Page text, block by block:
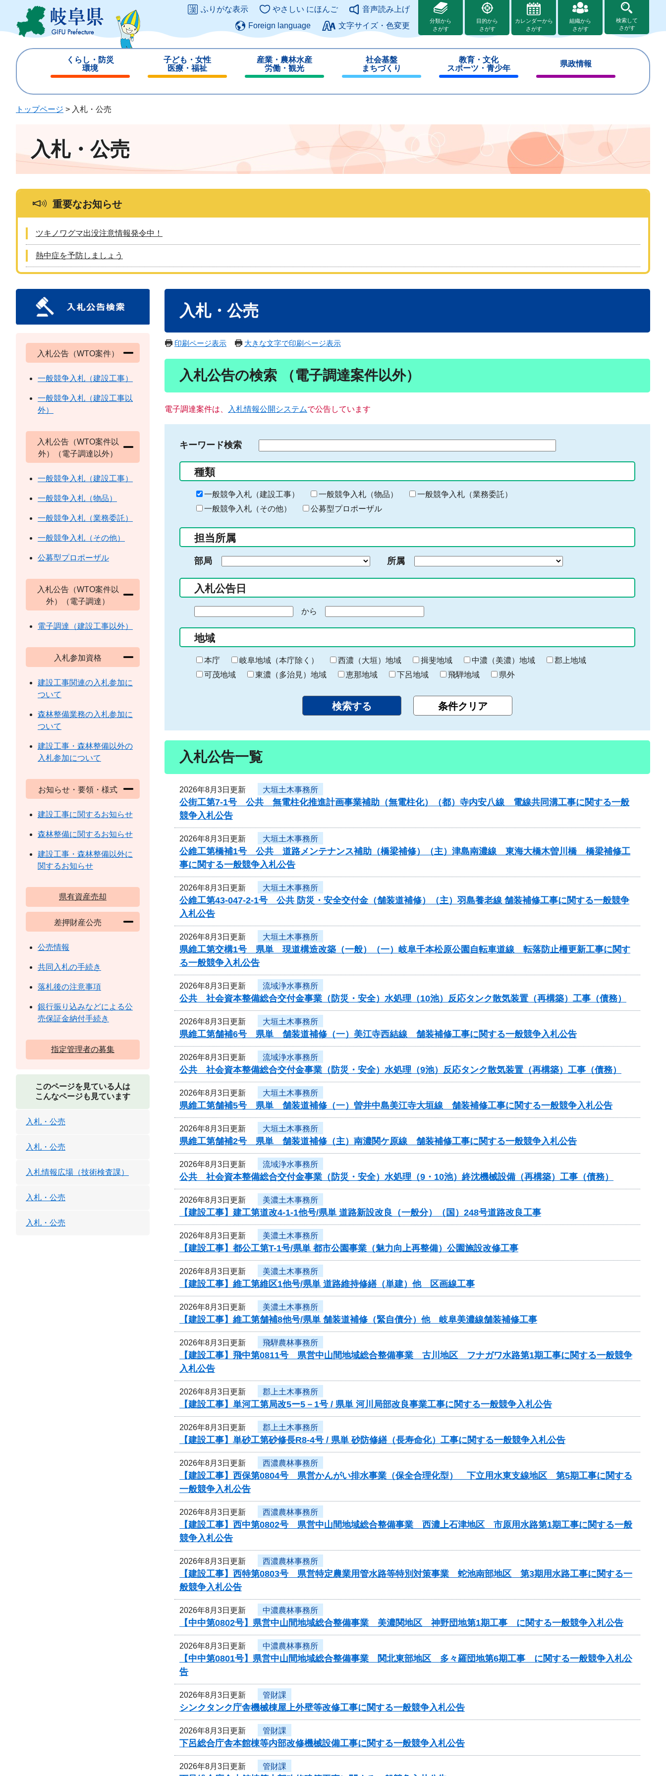
ジ
ュ
このページの本文へ
ふりがな表示 やさしい にほんご
音声読み上げ
Foreign language
文字サイズ・色変更
分類から
さがす
目的から
さがす
カレンダーから
さがす
組織から
さがす
検索して
さがす
くらし・防災
環境
じ
子ども・女性
医療・福祉
じ
産業・農林水産
労働・観光
じ
社会基盤
まちづくり
じ
教育・文化
スポーツ・青少年
じ
県政情報
じ
トップページ > 入札・公売
入札・公売
重要なお知らせ
ツキノワグマ出没注意情報発令中！
熱中症を予防しましょう
入札・公売
印刷ページ表示 大きな文字で印刷ページ表示
入札公告の検索 （電子調達案件以外）
電子調達案件は、 入札情報公開システムで公告しています
キーワード検索
る
キ
ー
ー
入
力
種類
一般競争入札（建設工事） 一般競争入札（物品）
一般競争入札（業務委託）
一般競争入札（その他）
公募型プロポーザル
担当所属
部局 所属
入札公告日
の
始
ま
り
から
終
わ
り
地域
本庁 岐阜地域（本庁除く） 西濃（大垣）地域 揖斐地域 中濃（美濃）地域
郡上地域
可茂地域
東濃（多治見）地域 恵那地域 下呂地域 飛騨地域 県外
入札公告一覧
2026年8月3日更新 大垣土木事務所
公街工第7-1号 公共 無電柱化推進計画事業補助（無電柱化）（都）寺内安八線 電線共同溝工事に関する一般
競争入札公告
2026年8月3日更新 大垣土木事務所
公維工第橋補1号 公共 道路メンテナンス補助（橋梁補修）（主）津島南濃線 東海大橋木曽川橋 橋梁補修工
事に関する一般競争入札公告
2026年8月3日更新 大垣土木事務所
公維工第43-047-2-1号 公共 防災・安全交付金（舗装道補修）（主）羽島養老線 舗装補修工事に関する一般競争
入札公告
2026年8月3日更新 大垣土木事務所
県維工第交構1号 県単 現道構造改築（一般）（一）岐阜千本松原公園自転車道線 転落防止柵更新工事に関す
る一般競争入札公告
2026年8月3日更新 流域浄水事務所
公共 社会資本整備総合交付金事業（防災・安全）水処理（10池）反応タンク散気装置（再構築）工事（債務）
2026年8月3日更新 大垣土木事務所
県維工第舗補6号 県単 舗装道補修（一）美江寺西結線 舗装補修工事に関する一般競争入札公告
2026年8月3日更新 流域浄水事務所
公共 社会資本整備総合交付金事業（防災・安全）水処理（9池）反応タンク散気装置（再構築）工事（債務）
2026年8月3日更新 大垣土木事務所
県維工第舗補5号 県単 舗装道補修（一）曽井中島美江寺大垣線 舗装補修工事に関する一般競争入札公告
2026年8月3日更新 大垣土木事務所
県維工第舗補2号 県単 舗装道補修（主）南濃関ケ原線 舗装補修工事に関する一般競争入札公告
2026年8月3日更新 流域浄水事務所
公共 社会資本整備総合交付金事業（防災・安全）水処理（9・10池）終沈機械設備（再構築）工事（債務）
2026年8月3日更新 美濃土木事務所
【建設工事】建工第道改4-1-1他号/県単 道路新設改良（一般分）（国）248号道路改良工事
2026年8月3日更新 美濃土木事務所
【建設工事】都公工第T-1号/県単 都市公園事業（魅力向上再整備）公園施設改修工事
2026年8月3日更新 美濃土木事務所
【建設工事】維工第維区1他号/県単 道路維持修繕（単建）他 区画線工事
2026年8月3日更新 美濃土木事務所
【建設工事】維工第舗補8他号/県単 舗装道補修（緊自債分）他 岐阜美濃線舗装補修工事
2026年8月3日更新 飛騨農林事務所
【建設工事】飛中第0811号 県営中山間地域総合整備事業 古川地区 フナガワ水路第1期工事に関する一般競争
入札公告
2026年8月3日更新 郡上土木事務所
【建設工事】単河工第局改5ー5－1号 / 県単 河川局部改良事業工事に関する一般競争入札公告
2026年8月3日更新 郡上土木事務所
【建設工事】単砂工第砂修長R8-4号 / 県単 砂防修繕（長寿命化）工事に関する一般競争入札公告
2026年8月3日更新 西濃農林事務所
【建設工事】西保第0804号 県営かんがい排水事業（保全合理化型） 下立用水東支線地区 第5期工事に関する
一般競争入札公告
2026年8月3日更新 西濃農林事務所
【建設工事】西中第0802号 県営中山間地域総合整備事業 西濃上石津地区 市原用水路第1期工事に関する一般
競争入札公告
2026年8月3日更新 西濃農林事務所
【建設工事】西特第0803号 県営特定農業用管水路等特別対策事業 蛇池南部地区 第3期用水路工事に関する一
般競争入札公告
2026年8月3日更新 中濃農林事務所
【中中第0802号】県営中山間地域総合整備事業 美濃関地区 神野団地第1期工事 に関する一般競争入札公告
2026年8月3日更新 中濃農林事務所
【中中第0801号】県営中山間地域総合整備事業 関北東部地区 多々羅団地第6期工事 に関する一般競争入札公
告
2026年8月3日更新 管財課
シンクタンク庁舎機械棟屋上外壁等改修工事に関する一般競争入札公告
2026年8月3日更新 管財課
下呂総合庁舎本館棟等内部改修機械設備工事に関する一般競争入札公告
2026年8月3日更新 管財課
入札公告（WTO案件）
一般競争入札（建設工事）
一般競争入札（建設工事以
外）
入札公告（WTO案件以
外）（電子調達以外）
一般競争入札（建設工事）
一般競争入札（物品）
一般競争入札（業務委託）
一般競争入札（その他）
公募型プロポーザル
入札公告（WTO案件以
外）（電子調達）
電子調達（建設工事以外）
入札参加資格
建設工事関連の入札参加に
ついて
森林整備業務の入札参加に
ついて
建設工事・森林整備以外の
入札参加について
お知らせ・要領・様式
建設工事に関するお知らせ
森林整備に関するお知らせ
建設工事・森林整備以外に
関するお知らせ
県有資産売却
差押財産公売
公売情報
共同入札の手続き
落札後の注意事項
銀行振り込みなどによる公
売保証金納付手続き
指定管理者の募集
このページを見ている人は
こんなページも見ています
入札・公売
入札・公売
入札情報広場（技術検査課）
入札・公売
入札・公売